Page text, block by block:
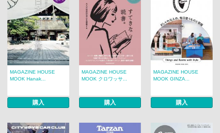
MAGAZINE HOUSE
MOOK Hanak...
購入
MAGAZINE HOUSE
MOOK クロワッサ...
購入
MAGAZINE HOUSE
MOOK GINZA...
購入